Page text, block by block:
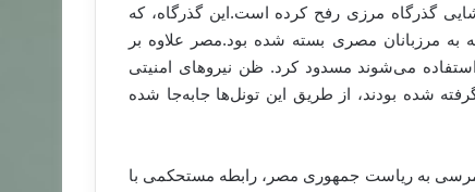
گذرگاه مرزی رفح کرده است.این گذرگاه، که
به مرزبانان مصری بسته شده بود.مصر علاوه بر
استفاده می‌شوند مسدود کرد. ظن نیروهای امنیتی
شده بودند، از طریق این تونل‌ها جابه‌جا شده
مرسی به ریاست جمهوری مصر، رابطه مستحکمی با